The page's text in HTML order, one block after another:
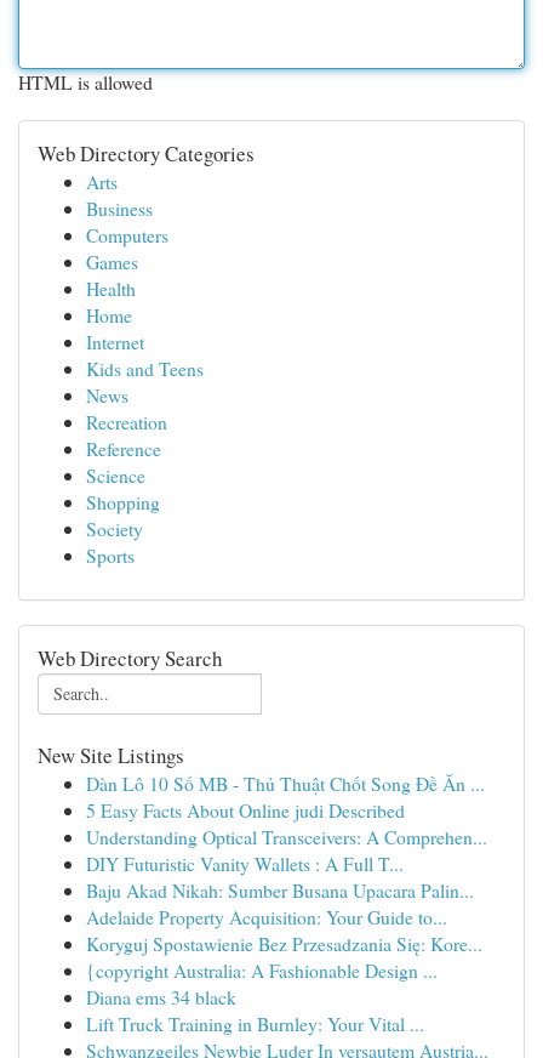
HTML is allowed
Web Directory Categories
Arts
Business
Computers
Games
Health
Home
Internet
Kids and Teens
News
Recreation
Reference
Science
Shopping
Society
Sports
Web Directory Search
New Site Listings
Dàn Lô 10 Số MB - Thủ Thuật Chốt Song Đề Ăn ...
5 Easy Facts About Online judi Described
Understanding Optical Transceivers: A Comprehen...
DIY Futuristic Vanity Wallets : A Full T...
Baju Akad Nikah: Sumber Busana Upacara Palin...
Adelaide Property Acquisition: Your Guide to...
Koryguj Spostawienie Bez Przesadzania Się: Kore...
{copyright Australia: A Fashionable Design ...
Diana ems 34 black
Lift Truck Training in Burnley: Your Vital ...
Schwanzgeiles Newbie Luder In versautem Austria...